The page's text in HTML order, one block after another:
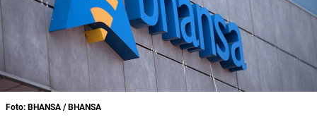
Foto: BHANSA / BHANSA